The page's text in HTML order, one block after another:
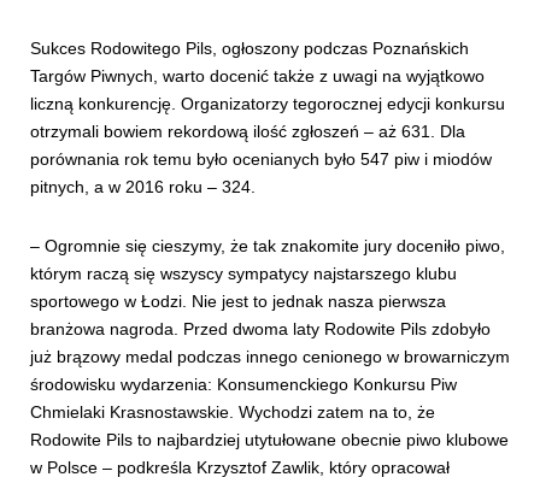
Sukces Rodowitego Pils, ogłoszony podczas Poznańskich
Targów Piwnych, warto docenić także z uwagi na wyjątkowo
liczną konkurencję. Organizatorzy tegorocznej edycji konkursu
otrzymali bowiem rekordową ilość zgłoszeń – aż 631. Dla
porównania rok temu było ocenianych było 547 piw i miodów
pitnych, a w 2016 roku – 324.
– Ogromnie się cieszymy, że tak znakomite jury doceniło piwo,
którym raczą się wszyscy sympatycy najstarszego klubu
sportowego w Łodzi. Nie jest to jednak nasza pierwsza
branżowa nagroda. Przed dwoma laty Rodowite Pils zdobyło
już brązowy medal podczas innego cenionego w browarniczym
środowisku wydarzenia: Konsumenckiego Konkursu Piw
Chmielaki Krasnostawskie. Wychodzi zatem na to, że
Rodowite Pils to najbardziej utytułowane obecnie piwo klubowe
w Polsce – podkreśla Krzysztof Zawlik, który opracował